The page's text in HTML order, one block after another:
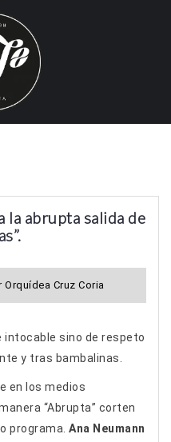
la abrupta salida de
Orquídea Cruz Coria
intocable sino de respeto
y tras bambalinas.
en los medios
“Abrupta” corten
programa. Ana Neumann